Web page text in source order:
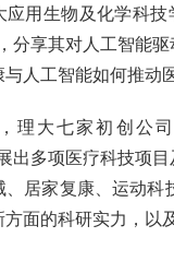
应用生物及化学科
分享其对人工智能
与人工智能如何推动
理大七家初创公
展出多项医疗科技项
、居家复康、运动科
方面的科研实力，以